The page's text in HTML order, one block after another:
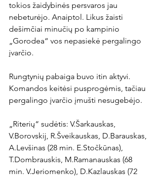
tokios žaidybinės persvaros jau
nebeturėjo. Anaiptol. Likus žaisti
dešimčiai minučių po kampinio
„Gorodea“ vos nepasiekė pergalingo
įvarčio.
Rungtynių pabaiga buvo itin aktyvi.
Komandos keitėsi pusprogėmis, tačiau
pergalingo įvarčio įmušti nesugebėjo.
„Riterių“ sudėtis: V.Šarkauskas,
V.Borovskij, R.Šveikauskas, D.Barauskas,
A.Levšinas (28 min. E.Stočkūnas),
T.Dombrauskis, M.Ramanauskas (68
min. V.Jeriomenko), D.Kazlauskas (72